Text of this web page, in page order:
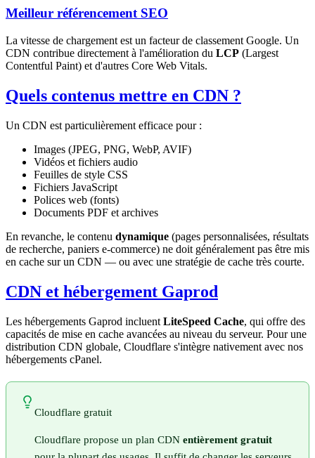
Meilleur référencement SEO
La vitesse de chargement est un facteur de classement Google. Un
CDN contribue directement à l'amélioration du LCP (Largest
Contentful Paint) et d'autres Core Web Vitals.
Quels contenus mettre en CDN ?
Un CDN est particulièrement efficace pour :
Images (JPEG, PNG, WebP, AVIF)
Vidéos et fichiers audio
Feuilles de style CSS
Fichiers JavaScript
Polices web (fonts)
Documents PDF et archives
En revanche, le contenu dynamique (pages personnalisées, résultats
de recherche, paniers e-commerce) ne doit généralement pas être mis
en cache sur un CDN — ou avec une stratégie de cache très courte.
CDN et hébergement Gaprod
Les hébergements Gaprod incluent LiteSpeed Cache, qui offre des
capacités de mise en cache avancées au niveau du serveur. Pour une
distribution CDN globale, Cloudflare s'intègre nativement avec nos
hébergements cPanel.
Cloudflare gratuit
Cloudflare propose un plan CDN entièrement gratuit